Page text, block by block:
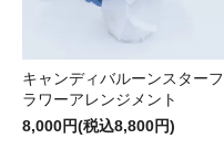
キャンディバルーンスターフ
ラワーアレンジメント
8,000円(税込8,800円)